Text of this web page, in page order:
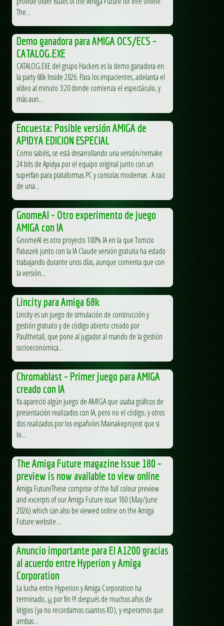
The...
Demo ganadora para AMIGA OCS/ECS –
CATALOG.EXE
CATALOG.EXE del grupo Hackers es la demo ganadora en
la party 68k Inside 2026. Para los impacientes, adelanta el
vídeo al minuto 3:20 donde comienza el espectáculo, y
más aun...
Encuesta: Posible versión AMIGA de
APIDYA EDICION ESPECIAL
Como sabéis, se está desarrollando una versión/remake
24 bits de Apidya por el equipo original junto con un
superfan para plataformas PC y consolas modernas . A raiz
de una...
GnomeAI – Otro experimento de juego
AMIGA con IA
GnomeAI es otro proyecto 100% IA en la que Tomcio
Paluszek junto con la IA Claude versión gratuita ha estado
trabajando durante unos días, aunque comenta que con
la versión...
Lincity para Amiga 68k
Lincity es un juego de simulación de construcción y
gestión gratuito y de código abierto creado por
Paulthetall, que pone al jugador al mando de la gestión
socioeconómica...
Chromablast – Primer juego para AMIGA
creado con IA
Ya apareció algún juego de AMIGA que usaba gráficos de
presentación realizados con IA, pero no el código, y otros
dos realizados por los españoles Mainakeprojext que si
lo...
The Amiga Future magazine Issue 180 –
preview is now available to view online
Amiga FutureThese comprise of the full colour preview
and excerpts of our Amiga Future issue 180 (May/June
2026) which can also be viewed online on the Amiga
Future website....
Anuncio importante para El A1200 gracias
al acuerdo entre Hyperion y Amiga
Corporation
La lucha entre Hyperion y Amiga Corporation ha
terminado, ¡¡¡ por fin !!! después de muchos años de
litigios (ya no recordamos cuantos XD), y esperamos que
ambas...